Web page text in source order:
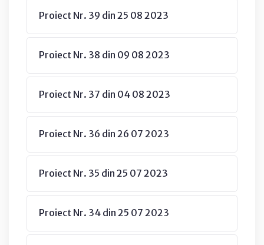
Proiect Nr. 39 din 25 08 2023
Proiect Nr. 38 din 09 08 2023
Proiect Nr. 37 din 04 08 2023
Proiect Nr. 36 din 26 07 2023
Proiect Nr. 35 din 25 07 2023
Proiect Nr. 34 din 25 07 2023